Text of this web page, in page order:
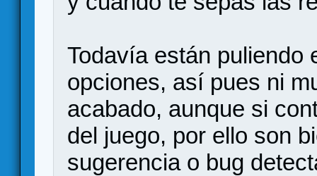
Todavía están puliendo
opciones, así pues ni
acabado, aunque si
del juego, por ello son
sugerencia o bug